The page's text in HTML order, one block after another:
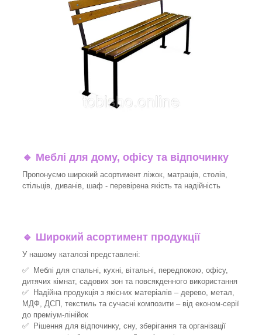
🔹 Меблі для дому, офісу та відпочинку
Пропонуємо широкий асортимент ліжок, матраців, столів,
стільців, диванів, шаф - перевірена якість та надійність
🔹 Широкий асортимент продукції
У нашому каталозі представлені:
✅ Меблі для спальні, кухні, вітальні, передпокою, офісу,
дитячих кімнат, садових зон та повсякденного використання
✅ Надійна продукція з якісних матеріалів – дерево, метал,
МДФ, ДСП, текстиль та сучасні композити – від економ-серії
до преміум-лінійок
✅ Рішення для відпочинку, сну, зберігання та організації